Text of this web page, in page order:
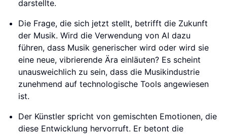
darstellte.
Die Frage, die sich jetzt stellt, betrifft die Zukunft
der Musik. Wird die Verwendung von AI dazu
führen, dass Musik generischer wird oder wird sie
eine neue, vibrierende Ära einläuten? Es scheint
unausweichlich zu sein, dass die Musikindustrie
zunehmend auf technologische Tools angewiesen
ist.
Der Künstler spricht von gemischten Emotionen, die
diese Entwicklung hervorruft. Er betont die